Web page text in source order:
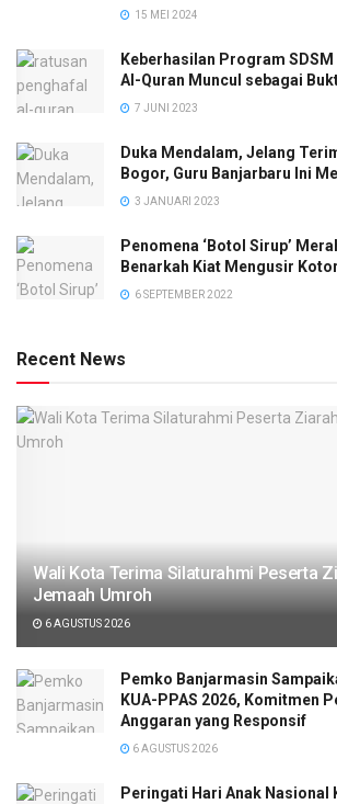
15 MEI 2024
Keberhasilan Program SDSM
Al-Quran Muncul sebagai
7 JUNI 2023
Duka Mendalam, Jelang
Bogor, Guru Banjarbaru Ini
3 JANUARI 2023
Penomena ‘Botol Sirup’
Benarkah Kiat Mengusir
6 SEPTEMBER 2022
Recent News
Wali Kota Terima Silaturahmi Peserta
Jemaah Umroh
6 AGUSTUS 2026
Pemko Banjarmasin
KUA-PPAS 2026, Komitmen
Anggaran yang Responsif
6 AGUSTUS 2026
Peringati Hari Anak Nasional